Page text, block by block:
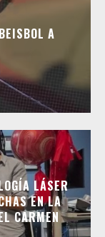
A
LÁSER
EN LA
CARMEN